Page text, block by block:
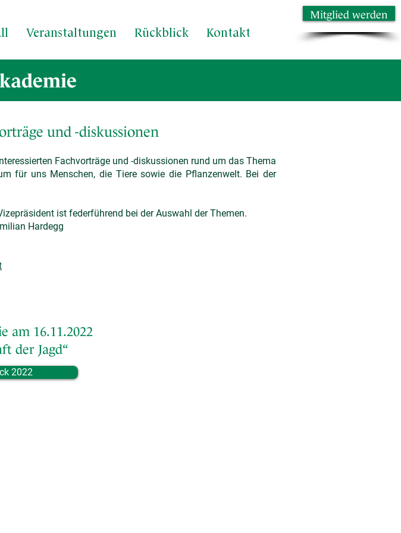
Mitglied werden
Veranstaltungen Rückblick Kontakt
Fachvorträge und -diskussionen rund um das Thema
für uns Menschen, die Tiere sowie die Pflanzenwelt. ​Bei der
ist federführend bei der Auswahl der Themen.
Hardegg
und -diskussionen
am 16.11.2022
der Jagd“
2022